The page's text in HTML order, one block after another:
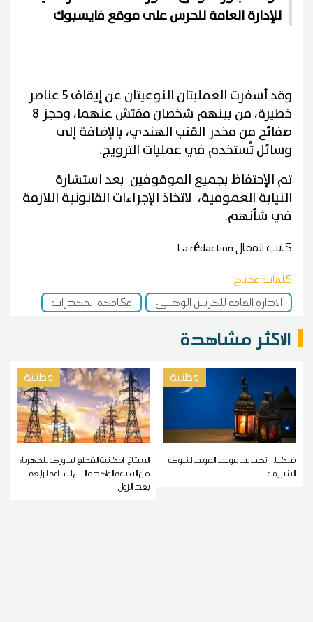
للإدارة العامة للحرس على موقع فايسبوك
وقد أسفرت العمليتان النوعيتان عن إيقاف 5 عناصر
خطيرة، من بينهم شخصان مفتش عنهما، وحجز 8
صفائح من مخدر القنب الهندي، بالإضافة إلى
وسائل تُستخدم في عمليات الترويج.
تم الإحتفاظ بجميع الموقوفين بعد استشارة
النيابة العمومية، لاتخاذ الإجراءات القانونية اللازمة
في شأنهم.
كاتب المقالLa rédaction
كلمات مفتاح
الادارة العامة للحرس الوطني
مكافحة المخدرات
الاكثر مشاهدة
وطنية
فلكيا... تحديد موعد المولد النبوي
الشريف
وطنية
الستاغ: إمكانية القطع الدوري للكهرباء
من الساعة الواحدة الى الساعة الرابعة
بعد الزوال